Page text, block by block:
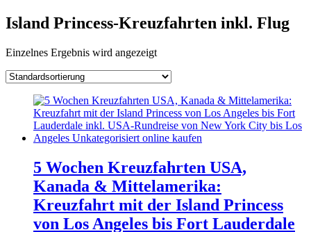
Island Princess-Kreuzfahrten inkl. Flug
Einzelnes Ergebnis wird angezeigt
5 Wochen Kreuzfahrten USA,
Kanada & Mittelamerika:
Kreuzfahrt mit der Island Princess
von Los Angeles bis Fort Lauderdale